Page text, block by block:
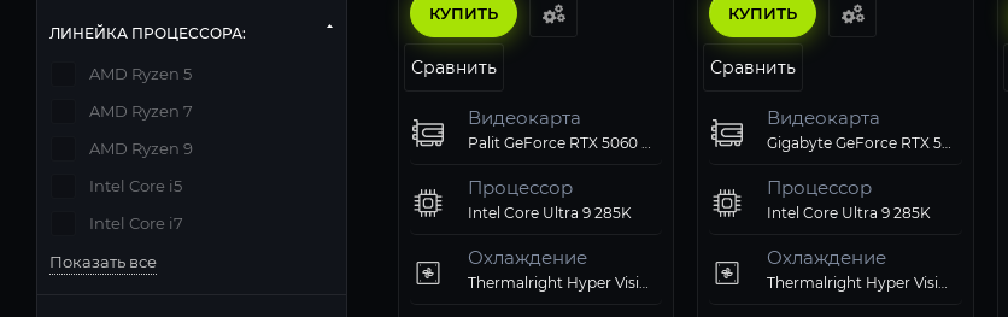
КУПИТЬ
Сравнить
Видеокарта
Palit GeForce RTX 5060 Dual
Процессор
Intel Core Ultra 9 285K
Охлаждение
Thermalright Hyper Vision 360 ARGB Black
КУПИТЬ
Сравнить
Видеокарта
Gigabyte GeForce RTX 5060 Ti EAGLE MAX OC 8Gb
Процессор
Intel Core Ultra 9 285K
Охлаждение
Thermalright Hyper Vision 360 ARGB Black
ЛИНЕЙКА ПРОЦЕССОРА:
AMD Ryzen 5
AMD Ryzen 7
AMD Ryzen 9
Intel Core i5
Intel Core i7
Показать все